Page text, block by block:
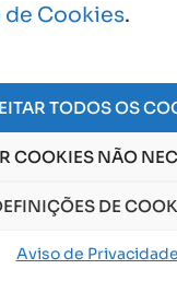
de Cookies.
TODOS OS
COOKIES NÃO
DE
Aviso de Privacidade
48555775000150
eAviso de